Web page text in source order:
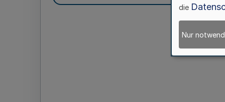
die
Nur